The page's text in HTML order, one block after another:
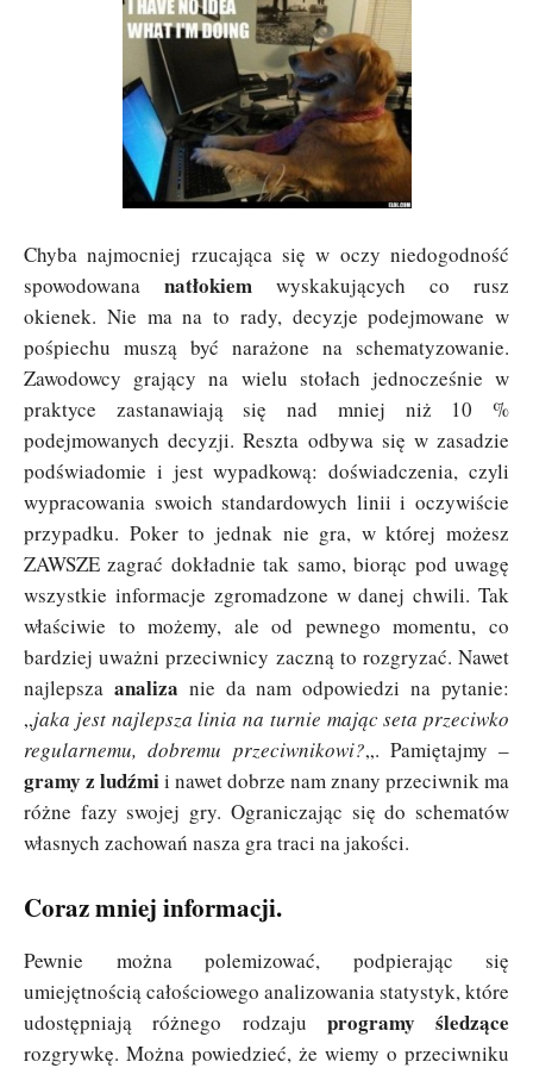
Chyba najmocniej rzucająca się w oczy niedogodność
spowodowana natłokiem wyskakujących co rusz
okienek. Nie ma na to rady, decyzje podejmowane w
pośpiechu muszą być narażone na schematyzowanie.
Zawodowcy grający na wielu stołach jednocześnie w
praktyce zastanawiają się nad mniej niż 10 %
podejmowanych decyzji. Reszta odbywa się w zasadzie
podświadomie i jest wypadkową: doświadczenia, czyli
wypracowania swoich standardowych linii i oczywiście
przypadku. Poker to jednak nie gra, w której możesz
ZAWSZE zagrać dokładnie tak samo, biorąc pod uwagę
wszystkie informacje zgromadzone w danej chwili. Tak
właściwie to możemy, ale od pewnego momentu, co
bardziej uważni przeciwnicy zaczną to rozgryzać. Nawet
najlepsza analiza nie da nam odpowiedzi na pytanie:
„jaka jest najlepsza linia na turnie mając seta przeciwko
regularnemu, dobremu przeciwnikowi?„. Pamiętajmy –
gramy z ludźmii nawet dobrze nam znany przeciwnik ma
różne fazy swojej gry. Ograniczając się do schematów
własnych zachowań nasza gra traci na jakości.
Coraz mniej informacji.
Pewnie można polemizować, podpierając się
umiejętnością całościowego analizowania statystyk, które
udostępniają różnego rodzaju programy śledzące
rozgrywkę. Można powiedzieć, że wiemy o przeciwniku